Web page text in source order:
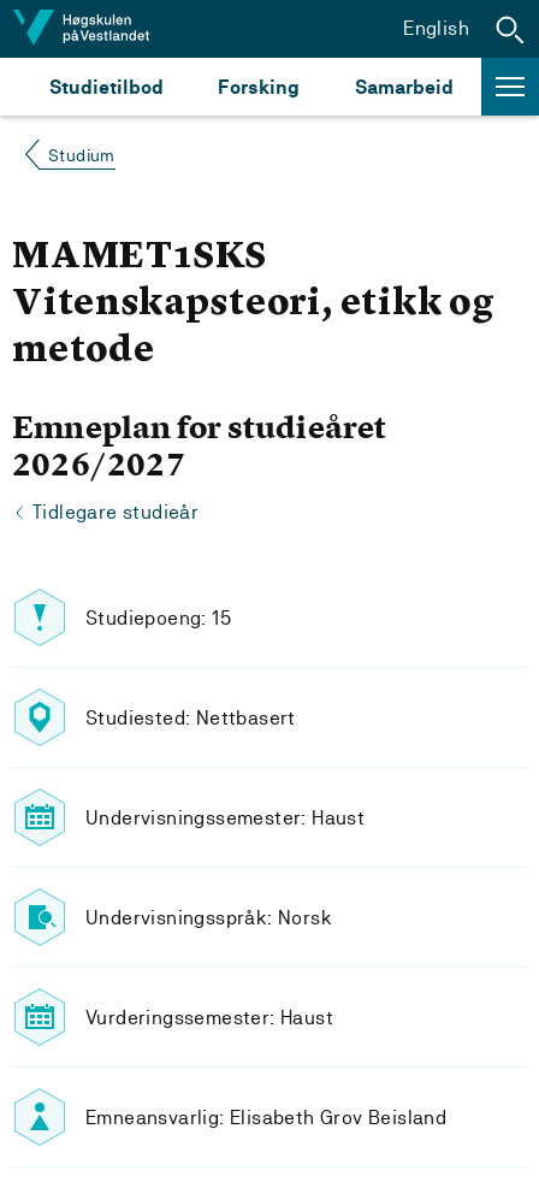
Hopp til innhald
Studietilbod Forsking Samarbeid
English
Studium
MAMET1SKS
Vitenskapsteori, etikk og
metode
Emneplan for studieåret
2026/2027
Tidlegare studieår
Studiepoeng: 15
Studiested: Nettbasert
Undervisningssemester: Haust
Undervisningsspråk: Norsk
Vurderingssemester: Haust
Emneansvarlig: Elisabeth Grov Beisland